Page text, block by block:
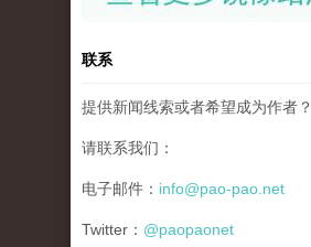
联系
提供新闻线索或者希望成为作者？
请联系我们：
电子邮件： info@pao-pao.net
Twitter： @paopaonet